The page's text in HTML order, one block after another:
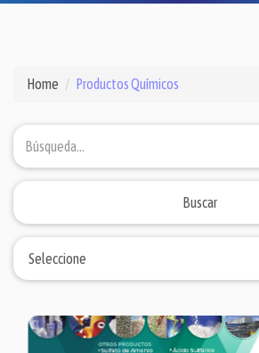
Home Productos Químicos